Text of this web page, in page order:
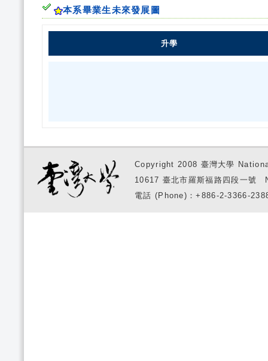
本系畢業生未來發展圖
升學
Copyright 2008 臺灣大學
10617 臺北市羅斯福路四段一
電話 (Phone)：+886-2-3366-